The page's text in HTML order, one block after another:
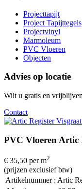
Projecttapijt
Project Tapijttegels
Projectvinyl
Marmoleum
PVC Vloeren
Objecten
Advies op locatie
Wilt u gratis en
Contact
PVC Vloeren Artic
€ 35,50 per m2
(prijzen exclusief btw)
Artikelnummer : Artic